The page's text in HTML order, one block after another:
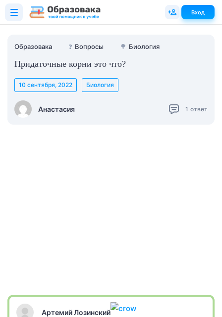
Образовака ❓ Вопросы 🌳 Биология
Придаточные корни это что?
Анастасия
10 сентября, 2022 Биология
1 ответ
Артемий Лозинский
Вход